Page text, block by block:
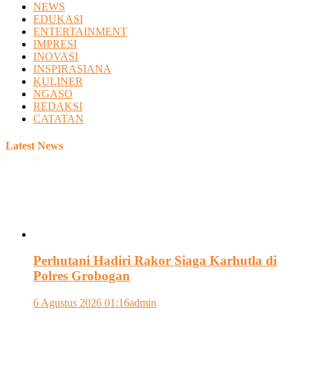
NEWS
EDUKASI
ENTERTAINMENT
IMPRESI
INOVASI
INSPIRASIANA
KULINER
NGASO
REDAKSI
CATATAN
Latest News
Perhutani Hadiri Rakor Siaga Karhutla di
Polres Grobogan
6 Agustus 2026 01:16admin